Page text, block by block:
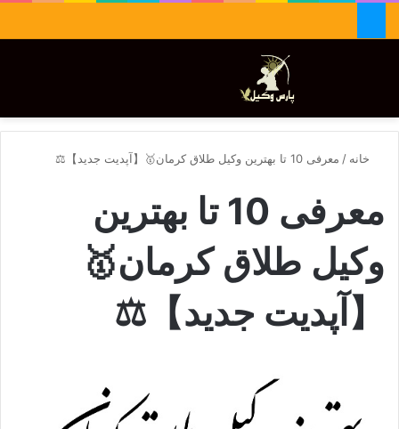
تغییر پوسته
خانه / معرفی 10 تا بهترین وکیل طلاق کرمان🥇【آپدیت جدید】⚖️
معرفی 10 تا بهترین
وکیل طلاق کرمان🥇
【آپدیت جدید】⚖️